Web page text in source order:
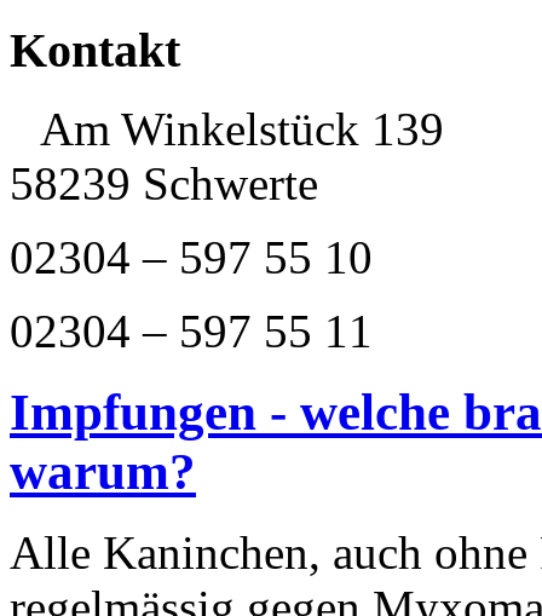
Kontakt
Am Winkelstück 139
58239 Schwerte
02304 – 597 55 10
02304 – 597 55 11
Impfungen - welche
warum?
Alle Kaninchen, auch